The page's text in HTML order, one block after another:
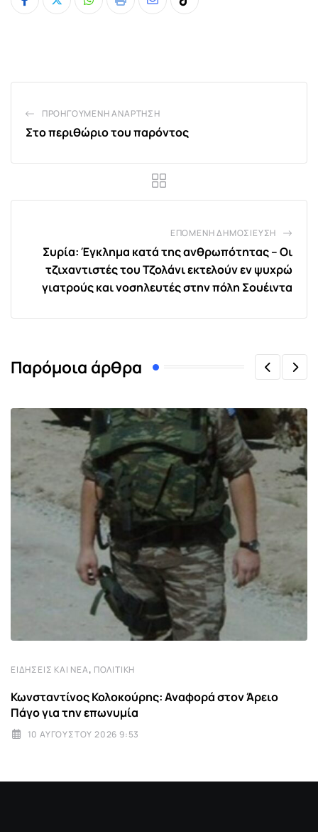
Whatsapp
Print
ShareTiktok
ΠΡΟΗΓΟΎΜΕΝΗ ΑΝΆΡΤΗΣΗ
Στο περιθώριο του παρόντος
ΕΠΌΜΕΝΗ ΔΗΜΟΣΊΕΥΣΗ
Συρία: Έγκλημα κατά της ανθρωπότητας – Οι
τζιχαντιστές του Τζολάνι εκτελούν εν ψυχρώ
γιατρούς και νοσηλευτές στην πόλη Σουέιντα
Παρόμοια άρθρα
ΕΙΔΉΣΕΙΣ ΚΑΙ ΝΈΑ, ΠΟΛΙΤΙΚΉ
Κωνσταντίνος Κολοκούρης: Αναφορά στον Άρειο
Πάγο για την επωνυμία
10 ΑΥΓΟΎΣΤΟΥ 2026 9:53